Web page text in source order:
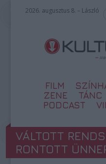
2026. augusztus 8. – László
FILM
ZENE
TÁNC
PODCAST
VÁLTOTT
RONTOTT